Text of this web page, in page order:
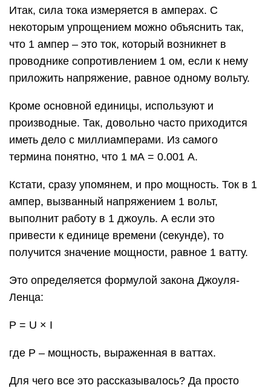
Итак, сила тока измеряется в амперах. С
некоторым упрощением можно объяснить так,
что 1 ампер – это ток, который возникнет в
проводнике сопротивлением 1 ом, если к нему
приложить напряжение, равное одному вольту.
Кроме основной единицы, используют и
производные. Так, довольно часто приходится
иметь дело с миллиамперами. Из самого
термина понятно, что 1 мА = 0.001 А.
Кстати, сразу упомянем, и про мощность. Ток в 1
ампер, вызванный напряжением 1 вольт,
выполнит работу в 1 джоуль. А если это
привести к единице времени (секунде), то
получится значение мощности, равное 1 ватту.
Это определяется формулой закона Джоуля-
Ленца:
P = U × I
где Р – мощность, выраженная в ваттах.
Для чего все это рассказывалось? Да просто